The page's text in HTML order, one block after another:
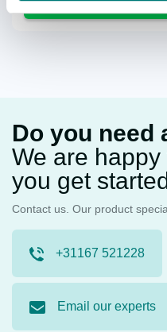
Do you need
We are happy
you get
Contact us. Our product
+31167 521228
Email our experts